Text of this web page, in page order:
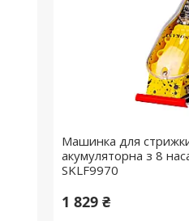
Машинка для
акумуляторна з 8
SKLF9970
1 829 ₴